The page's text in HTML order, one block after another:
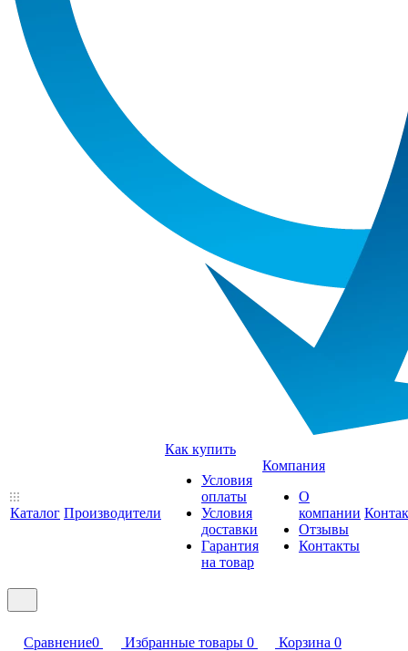
Каталог Производители
Как купить
Условия
оплаты
Условия
доставки
Гарантия
на товар
Компания
О
компании
Отзывы
Контакты
Сравнение0 Избранные товары 0 Корзина 0